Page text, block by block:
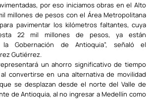
por eso iniciamos obras en el Alto
millones de pesos con el Área Metropolitana
pavimentar los kilómetros faltantes, cuya
22 mil millones de pesos, ya están
Gobernación de Antioquia”, señaló el
Gutiérrez.
un ahorro significativo de tiempo
convertirse en una alternativa de movilidad
se desplazan desde el norte del Valle de
de Antioquia, al no ingresar a Medellín como